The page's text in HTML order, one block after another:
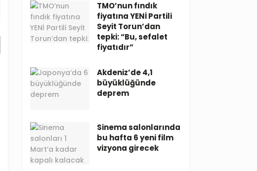
TMO’nun fındık
fiyatına YENİ Partili
Seyit Torun’dan
tepki: “Bu, sefalet
fiyatıdır”
Akdeniz’de 4,1
büyüklüğünde
deprem
Sinema salonlarında
bu hafta 6 yeni film
vizyona girecek